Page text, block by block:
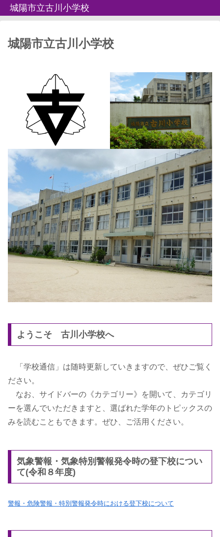
城陽市立古川小学校
城陽市立古川小学校
ようこそ 古川小学校へ
「学校通信」は随時更新していきますので、ぜひご覧く
ださい。
なお、サイドバーの《カテゴリー》を開いて、カテゴリ
ーを選んでいただきますと、選ばれた学年のトピックスの
みを読むこともできます。ぜひ、ご活用ください。
気象警報・気象特別警報発令時の登下校につい
て(令和８年度)
警報・危険警報・特別警報発令時における登下校について